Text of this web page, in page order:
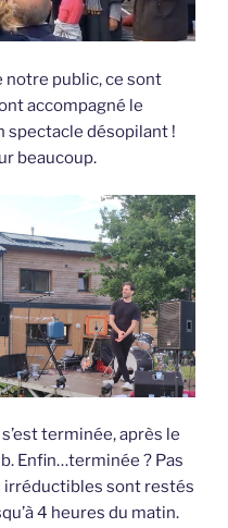
notre public, ce sont
accompagné le
spectacle désopilant !
beaucoup.
terminée, après le
Enfin…terminée ? Pas
irréductibles sont restés
4 heures du matin.